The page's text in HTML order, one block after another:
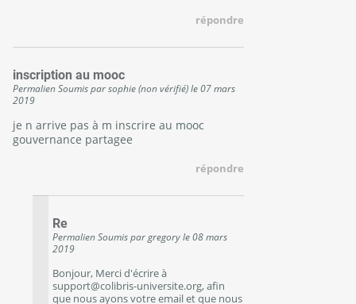
répondre
inscription au mooc
PermalienSoumis par sophie (non vérifié)le07 mars
2019
je n arrive pas à m inscrire au mooc
gouvernance partagee
répondre
Re
PermalienSoumis pargregoryle08 mars
2019
Bonjour, Merci d'écrire à
support@colibris-universite.org, afin
que nous ayons votre email et que nous